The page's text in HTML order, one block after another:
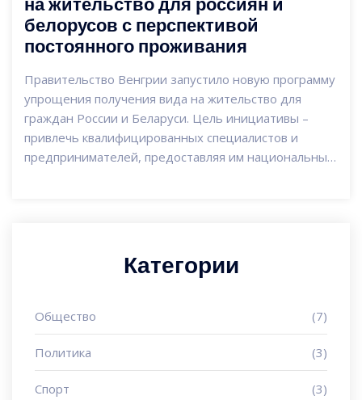
белорусов с перспективой
постоянного проживания
Правительство Венгрии запустило новую программу
упрощения получения вида на жительство для
граждан России и Беларуси. Цель инициативы –
привлечь квалифицированных специалистов и
предпринимателей, предоставляя им национальные
Категории
Общество (7)
Политика (3)
Спорт (3)